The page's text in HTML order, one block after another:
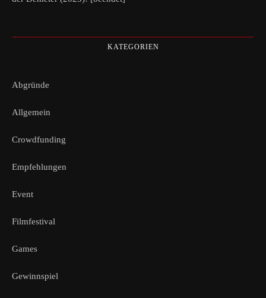
KATEGORIEN
Abgründe
Allgemein
Crowdfunding
Empfehlungen
Event
Filmfestival
Games
Gewinnspiel